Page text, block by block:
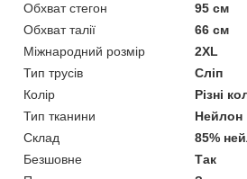
Обхват стегон
95 см
Обхват талії
66 см
Міжнародний розмір
2XL
Тип трусів
Сліп
Колір
Різні
Тип тканини
Нейлон
Склад
85%
Безшовне
Так